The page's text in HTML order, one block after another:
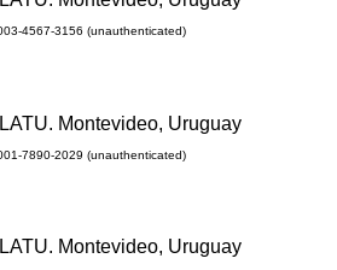
4567-3156 (unauthenticated)
Montevideo, Uruguay
7890-2029 (unauthenticated)
Montevideo, Uruguay